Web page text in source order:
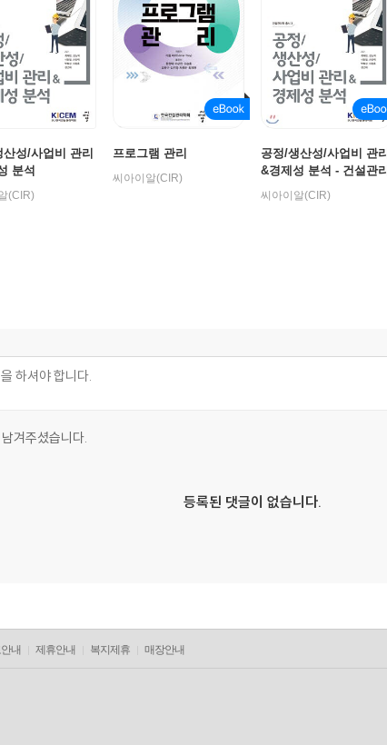
산성/사업비 관리
분석
(CIR)
프로그램 관리
씨아이알(CIR)
공정/생산성/사업비 관리
&경제성 분석 - 건설관리
씨아이알(CIR)
겨주셨습니다.
등록된 댓글이 없습니다.
내 제휴안내 복지제휴 매장안내